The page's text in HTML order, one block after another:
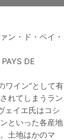
ン・ド・ペイ・
DE
ワイン”として有
れてしまうラン
ェイエ氏はコシ
といった各産地
土地はかのマ